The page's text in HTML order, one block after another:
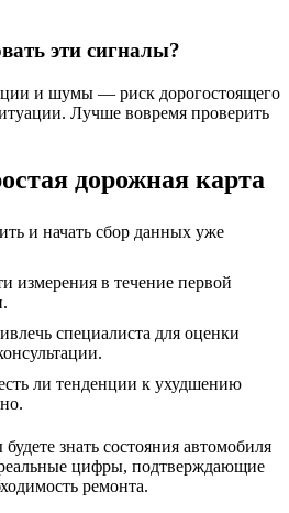
эти сигналы?
и шумы — риск дорогостоящего
Лучше вовремя проверить
дорожная карта
и начать сбор данных уже
измерения в течение первой
специалиста для оценки
ли тенденции к ухудшению
знать состояния автомобиля
цифры, подтверждающие
ремонта.